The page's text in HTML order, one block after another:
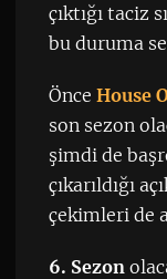
çıktığı taciz
bu duruma
Önce House
son sezon
şimdi de
çıkarıldığı
çekimleri de
6. Sezon